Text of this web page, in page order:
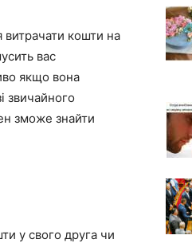
кошти на
вас
якщо вона
звичайного
зможе знайти
у свого друга чи